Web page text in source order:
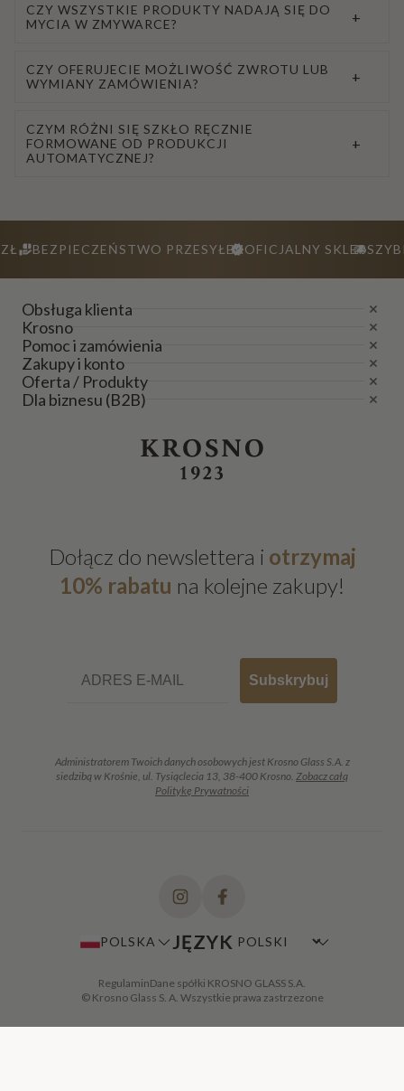
CZY WSZYSTKIE PRODUKTY NADAJĄ SIĘ DO
MYCIA W ZMYWARCE?
+
CZY OFERUJECIE MOŻLIWOŚĆ ZWROTU LUB
WYMIANY ZAMÓWIENIA?
+
CZYM RÓŻNI SIĘ SZKŁO RĘCZNIE
FORMOWANE OD PRODUKCJI
AUTOMATYCZNEJ?
+
BEZPIECZEŃSTWO PRZESYŁEKOFICJALNY SKLEP
Obsługa klienta
Krosno
Pomoc i zamówienia
Zakupy i konto
Oferta / Produkty
Dla biznesu (B2B)
Dołącz do newslettera i otrzymaj
10% rabatu na kolejne zakupy!
Subskrybuj
Administratorem Twoich danych osobowych jest Krosno Glass S.A. z
siedzibą w Krośnie, ul. Tysiąclecia 13, 38-400 Krosno. Zobacz całą
Politykę Prywatności
POLSKA JĘZYK
RegulaminDane spółki KROSNO GLASS S.A.
© Krosno Glass S. A. Wszystkie prawa zastrzezone